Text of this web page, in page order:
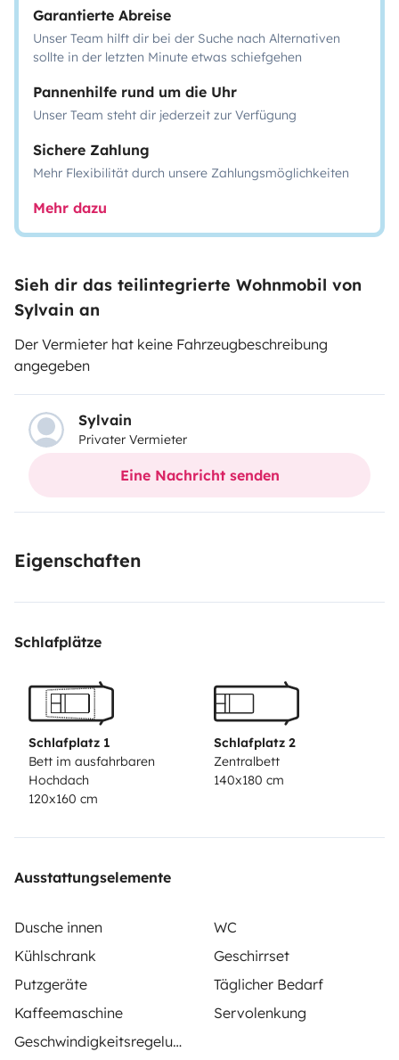
Garantierte Abreise
Unser Team hilft dir bei der Suche nach Alternativen
sollte in der letzten Minute etwas schiefgehen
Pannenhilfe rund um die Uhr
Unser Team steht dir jederzeit zur Verfügung
Sichere Zahlung
Mehr Flexibilität durch unsere Zahlungsmöglichkeiten
Mehr dazu
Sieh dir das teilintegrierte Wohnmobil von
Sylvain an
Der Vermieter hat keine Fahrzeugbeschreibung
angegeben
Sylvain
Privater Vermieter
Eine Nachricht senden
Eigenschaften
Schlafplätze
Schlafplatz 1
Bett im ausfahrbaren
Hochdach
120x160 cm
Schlafplatz 2
Zentralbett
140x180 cm
Ausstattungselemente
Dusche innen
WC
Kühlschrank
Geschirrset
Putzgeräte
Täglicher Bedarf
Kaffeemaschine
Servolenkung
Geschwindigkeitsregelung